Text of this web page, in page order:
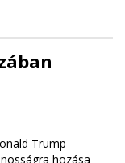
Trump
hozása